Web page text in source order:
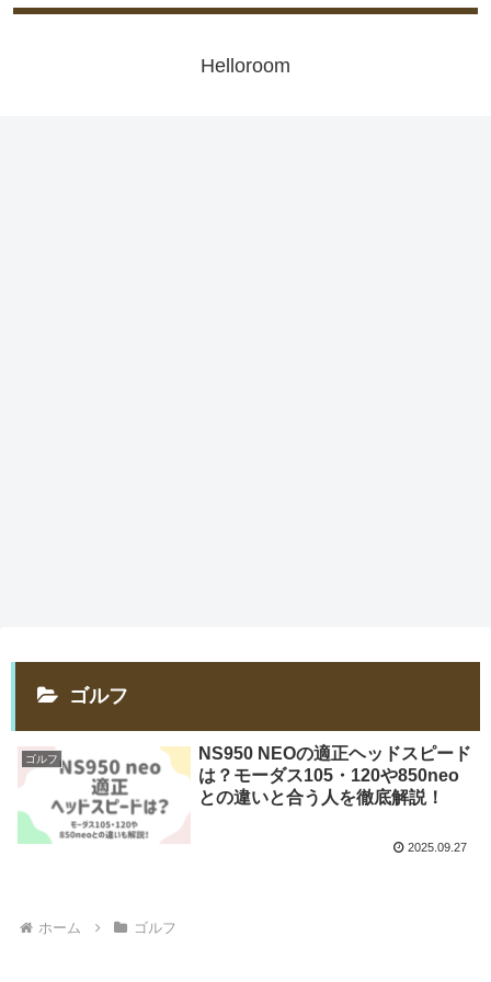
Helloroom
ゴルフ
ゴルフ
NS950 NEOの適正ヘッドスピード
は？モーダス105・120や850neo
との違いと合う人を徹底解説！
2025.09.27
ホーム ゴルフ